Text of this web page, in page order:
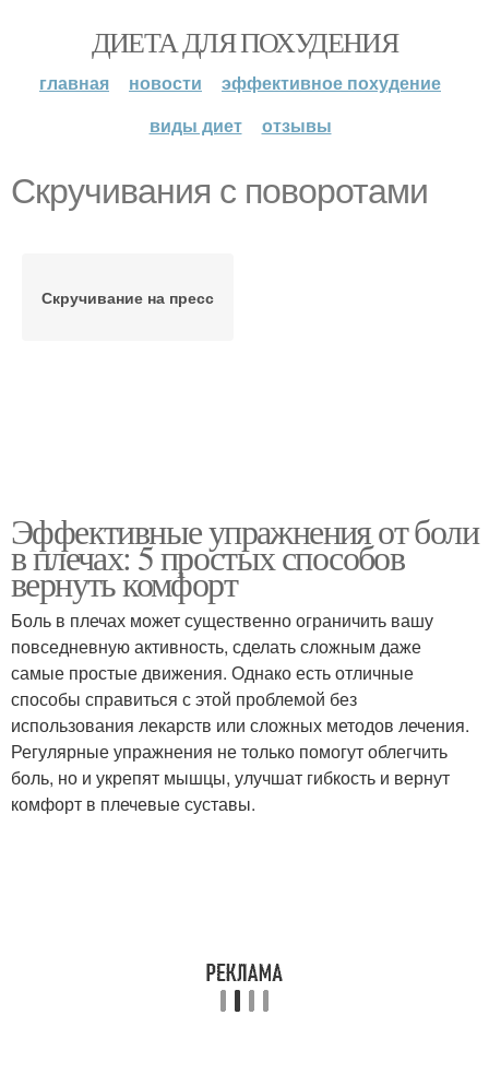
ДИЕТА ДЛЯ ПОХУДЕНИЯ
главная новости
эффективное похудение
виды диет
отзывы
Скручивания с поворотами
Скручивание на пресс
Эффективные упражнения от боли
в плечах: 5 простых способов
вернуть комфорт
Боль в плечах может существенно ограничить вашу
повседневную активность, сделать сложным даже
самые простые движения. Однако есть отличные
способы справиться с этой проблемой без
использования лекарств или сложных методов лечения.
Регулярные упражнения не только помогут облегчить
боль, но и укрепят мышцы, улучшат гибкость и вернут
комфорт в плечевые суставы.